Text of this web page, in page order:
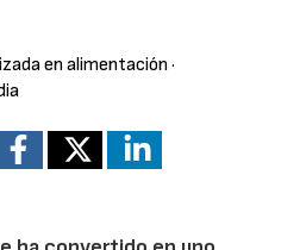
en alimentación ·